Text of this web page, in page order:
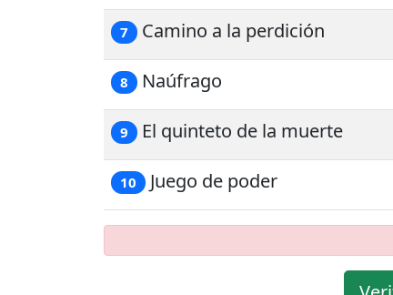
7 Camino a la perdición
8 Naúfrago
9 El quinteto de la muerte
10 Juego de poder